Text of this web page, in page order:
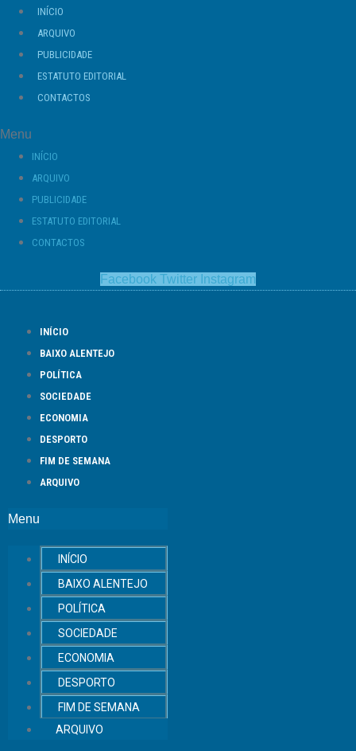
para
conteúdo
INÍCIO
ARQUIVO
PUBLICIDADE
ESTATUTO EDITORIAL
CONTACTOS
Menu
INÍCIO
ARQUIVO
PUBLICIDADE
ESTATUTO EDITORIAL
CONTACTOS
Facebook Twitter Instagram
INÍCIO
BAIXO ALENTEJO
POLÍTICA
SOCIEDADE
ECONOMIA
DESPORTO
FIM DE SEMANA
ARQUIVO
Menu
INÍCIO
BAIXO ALENTEJO
POLÍTICA
SOCIEDADE
ECONOMIA
DESPORTO
FIM DE SEMANA
ARQUIVO